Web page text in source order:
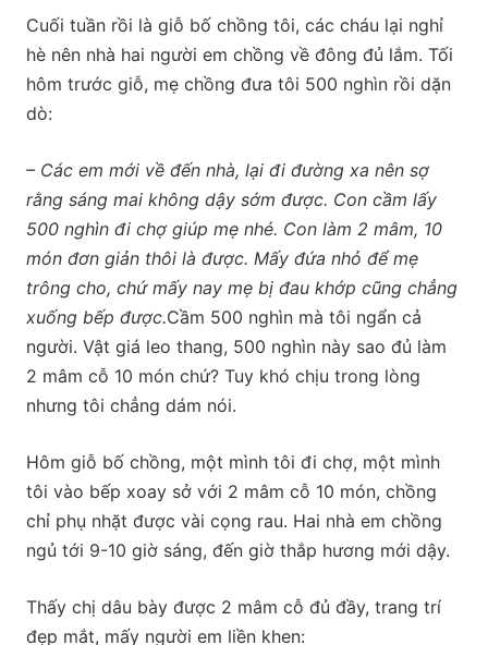
Cuối tuần rồi là giỗ bố chồng tôi, các cháu lại nghỉ
hè nên nhà hai người em chồng về đông đủ lắm. Tối
hôm trước giỗ, mẹ chồng đưa tôi 500 nghìn rồi dặn
dò:
– Các em mới về đến nhà, lại đi đường xa nên sợ
rằng sáng mai không dậy sớm được. Con cầm lấy
500 nghìn đi chợ giúp mẹ nhé. Con làm 2 mâm, 10
món đơn giản thôi là được. Mấy đứa nhỏ để mẹ
trông cho, chứ mấy nay mẹ bị đau khớp cũng chẳng
xuống bếp được.Cầm 500 nghìn mà tôi ngẩn cả
người. Vật giá leo thang, 500 nghìn này sao đủ làm
2 mâm cỗ 10 món chứ? Tuy khó chịu trong lòng
nhưng tôi chẳng dám nói.
Hôm giỗ bố chồng, một mình tôi đi chợ, một mình
tôi vào bếp xoay sở với 2 mâm cỗ 10 món, chồng
chỉ phụ nhặt được vài cọng rau. Hai nhà em chồng
ngủ tới 9-10 giờ sáng, đến giờ thắp hương mới dậy.
Thấy chị dâu bày được 2 mâm cỗ đủ đầy, trang trí
đẹp mắt, mấy người em liền khen: